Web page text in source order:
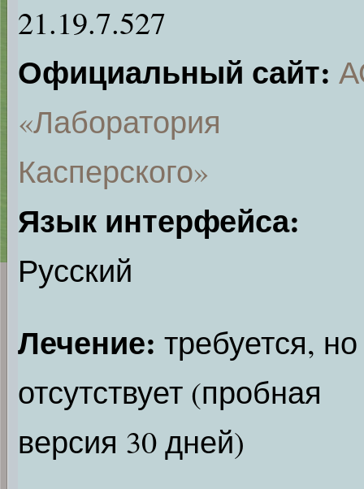
21.19.7.527
Официальный сайт:
«Лаборатория
Касперского»
Язык интерфейса:
Русский
Лечение: требуется, но
отсутствует (пробная
версия 30 дней)